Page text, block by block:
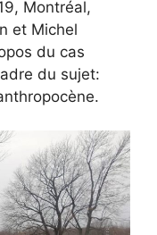
Montréal,
et Michel
du cas
du sujet: